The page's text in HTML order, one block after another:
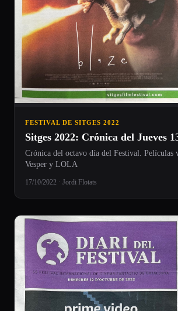
FESTIVAL DE SITGES 2022
Sitges 2022: Crónica del Jueves
Crónica del octavo día del Festival. Películas
Vesper y LOLA
17/10/2022 · Jordi Flotats